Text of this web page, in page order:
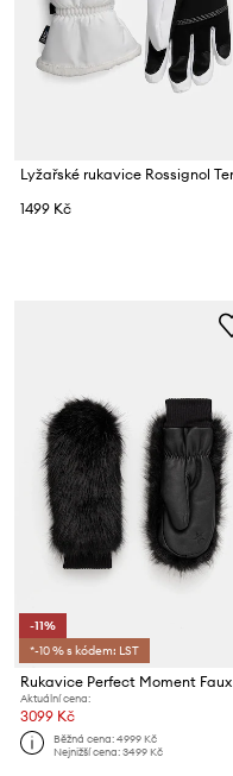
1499 Kč
-11%
*-10 % s kódem: LST
Rukavice Perfect Moment Faux
Aktuální cena:
3099 Kč
Běžná cena:4999 Kč
Nejnižší cena:3499 Kč